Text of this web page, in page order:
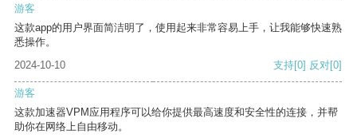
游客
这款app的用户界面简洁明了，使用起来非常容易上手，让我能够快速熟
悉操作。
2024-10-10
支持[0] 反对[0]
游客
这款加速器VPM应用程序可以给你提供最高速度和安全性的连接，并帮
助你在网络上自由移动。